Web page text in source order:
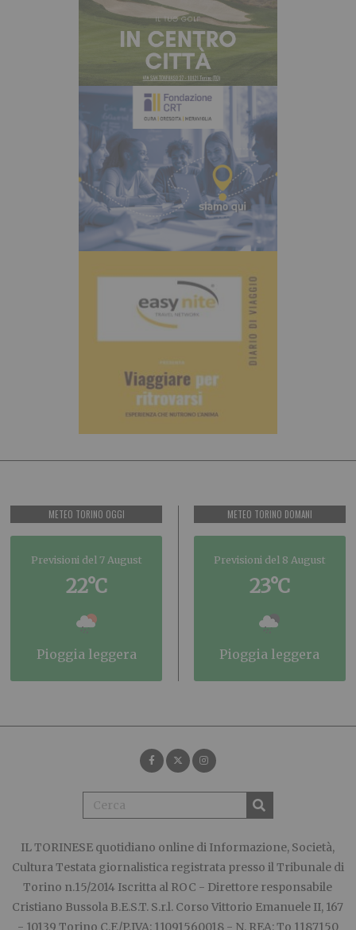
METEO TORINO OGGI
Previsioni del 7 August
22°C
pioggia leggera
METEO TORINO DOMANI
Previsioni del 8 August
23°C
pioggia leggera
IL TORINESE quotidiano online di Informazione, Società,
Cultura Testata giornalistica registrata presso il Tribunale di
Torino n.15/2014 Iscritta al ROC - Direttore responsabile
Cristiano Bussola B.E.S.T. S.r.l. Corso Vittorio Emanuele II, 167
- 10139 Torino C.F./P.IVA: 11091560018 - N. REA: To 1187150